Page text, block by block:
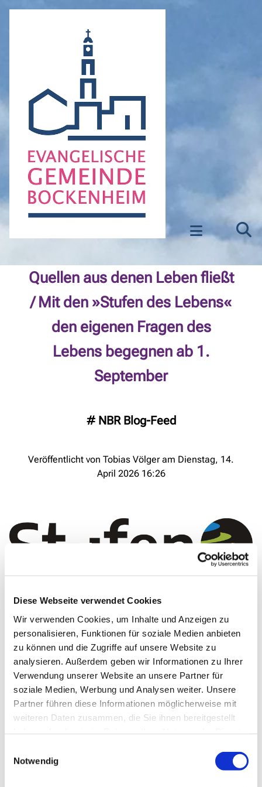
Diese Webseite verwendet Cookies
Wir verwenden Cookies, um Inhalte und Anzeigen zu
personalisieren, Funktionen für soziale Medien anbieten
zu können und die Zugriffe auf unsere Website zu
analysieren. Außerdem geben wir Informationen zu Ihrer
Verwendung unserer Website an unsere Partner für
soziale Medien, Werbung und Analysen weiter. Unsere
Partner führen diese Informationen möglicherweise mit
weiteren Daten zusammen, die Sie ihnen bereitgestellt
Notwendig
Quellen aus denen Leben fließt
/ Mit den »Stufen des Lebens«
den eigenen Fragen des
Lebens begegnen ab 1.
September
# NBR Blog-Feed
Veröffentlicht von Tobias Völger am Dienstag, 14.
April 2026 16:26
© Stufen des Lebens / Stiftung Pflanzschule
Quellen aus denen Leben fließt / Mit den
»Stufen des Lebens« den eigenen Fragen des
Lebens begegnen ab 1. September
„Quellen, aus denen Leben fließt“ / Glaubens- und
Lebenskurs ab dem 1. September
Mit den »Stufen des Lebens« den eigenen Fragen